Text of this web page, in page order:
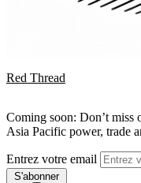
Red Thread
Coming soon: Don’t
Asia Pacific power, trade
Entrez votre email
S'abonner